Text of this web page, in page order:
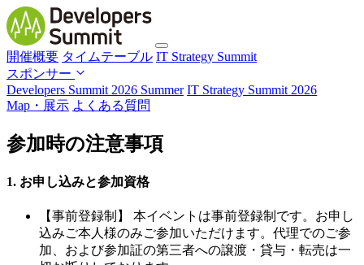
開催概要 タイムテーブル IT Strategy Summit
スポンサー
Developers Summit 2026 Summer IT Strategy Summit 2026
Map・展示 よくある質問
参加時の注意事項
1. お申し込みと参加資格
【事前登録制】 本イベントは事前登録制です。お申し
込みご本人様のみご参加いただけます。代理でのご参
加、および参加証の第三者への譲渡・貸与・転売は一